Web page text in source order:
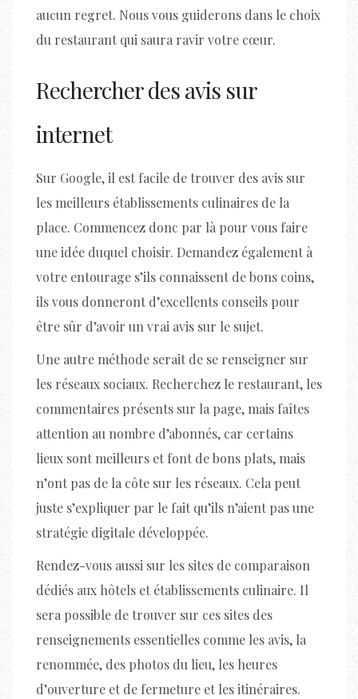
aucun regret. Nous vous guiderons dans le choix
du restaurant qui saura ravir votre cœur.
Rechercher des avis sur
internet
Sur Google, il est facile de trouver des avis sur
les meilleurs établissements culinaires de la
place. Commencez donc par là pour vous faire
une idée duquel choisir. Demandez également à
votre entourage s’ils connaissent de bons coins,
ils vous donneront d’excellents conseils pour
être sûr d’avoir un vrai avis sur le sujet.
Une autre méthode serait de se renseigner sur
les réseaux sociaux. Recherchez le restaurant, les
commentaires présents sur la page, mais faîtes
attention au nombre d’abonnés, car certains
lieux sont meilleurs et font de bons plats, mais
n’ont pas de la côte sur les réseaux. Cela peut
juste s’expliquer par le fait qu’ils n’aient pas une
stratégie digitale développée.
Rendez-vous aussi sur les sites de comparaison
dédiés aux hôtels et établissements culinaire. Il
sera possible de trouver sur ces sites des
renseignements essentielles comme les avis, la
renommée, des photos du lieu, les heures
d’ouverture et de fermeture et les itinéraires.